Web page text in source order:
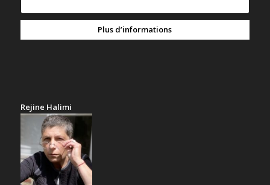
Plus d’informations
Rejine Halimi